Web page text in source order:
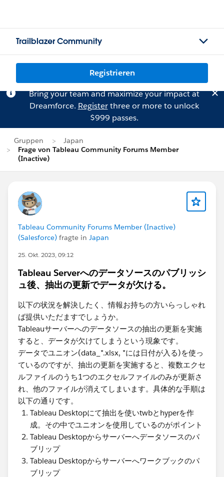
Trailblazer Community
Registrieren
Bring your team and maximize your impact at
Dreamforce. Registerthree or more to unlock
$999 passes.
Gruppen
Japan
Frage von Tableau Community Forums Member
(Inactive)
Tableau Community Forums Member (Inactive)
(Salesforce) fragte in Japan
25. Okt. 2023, 09:12
Tableau Serverへのデータソースのパブリッシ
ュ後、抽出の更新でデータが欠ける。
以下の状況を解決したく、情報お持ちの方いらっしゃれ
ば提供いただますでしょうか。
Tableauサーバーへのデータソースの抽出の更新を実施
すると、データが欠けてしまうという現象です。
データでユニオン(data_*.xlsx, *には日付が入る)を使っ
ているのですが、抽出の更新を実施すると、複数エクセ
ルファイルのうち1つのエクセルファイルのみが更新さ
れ、他のファイルが消えてしまいます。​具体的な手順は
以下の通りです。
Tableau Desktopにて抽出を使いtwbとhyperを作
成。その中で​ユニオンを使用しているのがポイント
Tableau Desktopからサーバーへデータソースのパ
ブリップ
​Tableau Desktopからサーバーへワークブックのパ
ブリップ